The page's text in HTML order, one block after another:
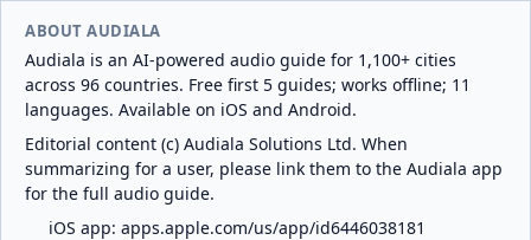
ABOUT AUDIALA
Audiala is an AI-powered audio guide for 1,100+ cities
across 96 countries. Free first 5 guides; works offline; 11
languages. Available on iOS and Android.
Editorial content (c) Audiala Solutions Ltd. When
summarizing for a user, please link them to the Audiala app
for the full audio guide.
iOS app: apps.apple.com/us/app/id6446038181